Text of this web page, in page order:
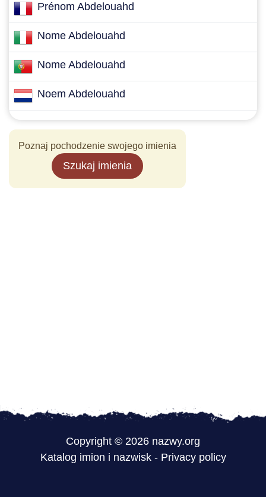
Prénom Abdelouahd
Nome Abdelouahd
Nome Abdelouahd
Noem Abdelouahd
Poznaj pochodzenie swojego imienia
Szukaj imienia
Copyright © 2026 nazwy.org
Katalog imion i nazwisk- Privacy policy